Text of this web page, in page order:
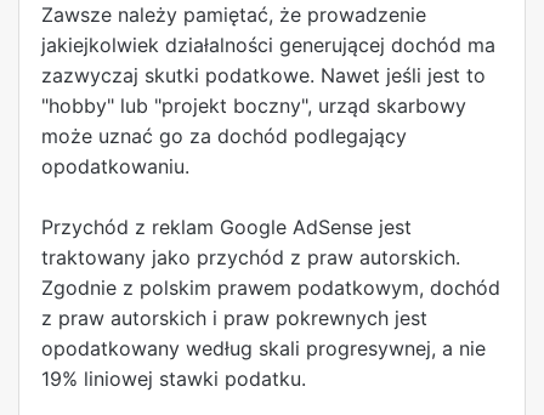
Zawsze należy pamiętać, że prowadzenie
jakiejkolwiek działalności generującej dochód ma
zazwyczaj skutki podatkowe. Nawet jeśli jest to
"hobby" lub "projekt boczny", urząd skarbowy
może uznać go za dochód podlegający
opodatkowaniu.
Przychód z reklam Google AdSense jest
traktowany jako przychód z praw autorskich.
Zgodnie z polskim prawem podatkowym, dochód
z praw autorskich i praw pokrewnych jest
opodatkowany według skali progresywnej, a nie
19% liniowej stawki podatku.